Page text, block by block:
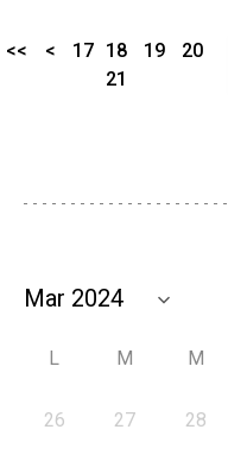
<< < 17 18 19
20
21
L M M
26 27 28